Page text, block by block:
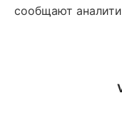
сообщают